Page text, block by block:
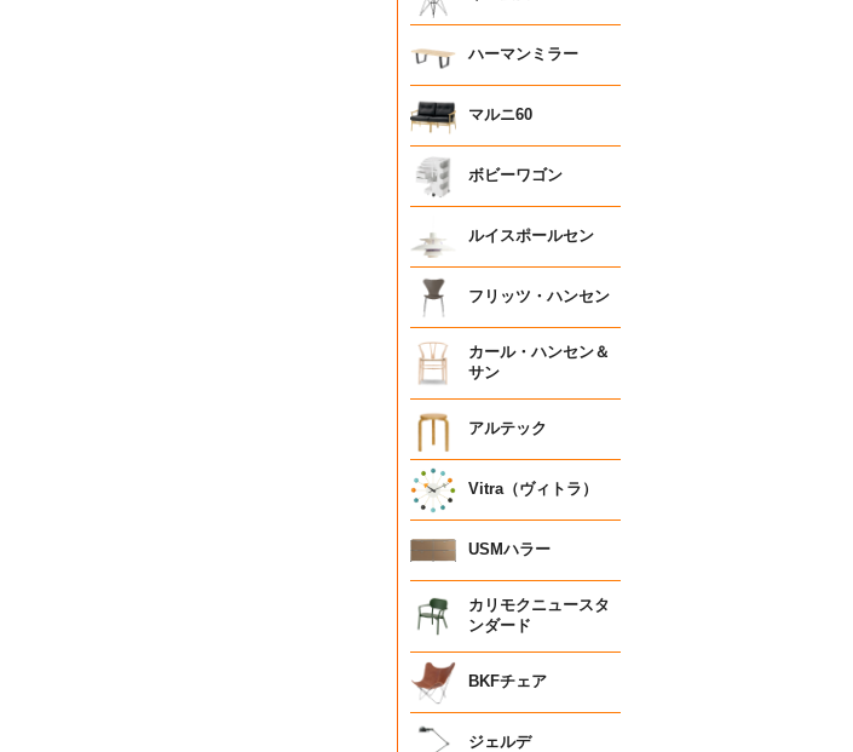
ハーマンミラー
マルニ60
ボビーワゴン
ルイスポールセン
フリッツ・ハンセン
カール・ハンセン＆
サン
アルテック
Vitra（ヴィトラ）
USMハラー
カリモクニュースタ
ンダード
BKFチェア
ジェルデ